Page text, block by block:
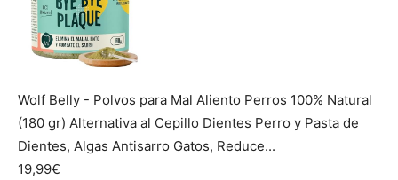
Wolf Belly - Polvos para Mal Aliento Perros 100% Natural
(180 gr) Alternativa al Cepillo Dientes Perro y Pasta de
Dientes, Algas Antisarro Gatos, Reduce...
19,99€